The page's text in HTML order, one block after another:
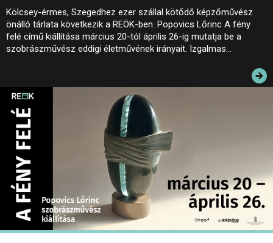
AZ ÉPÜLET
INFORMÁCIÓK
KONFERENCIA
ELÉRHETŐSÉG
PALOTASÉTÁK ÉS VEZETÉSEK
KÖZÉRDEKŰ ADATOK
Kölcsey-érmes, Szegedhez ezer szállal kötődő képzőművész
önálló tárlata következik a REÖK-ben. Popovics Lőrinc A fény
felé című kiállítása március 20-tól április 26-ig mutatja be a
szobrászművész eddigi életművének irányait. Izgalmas…